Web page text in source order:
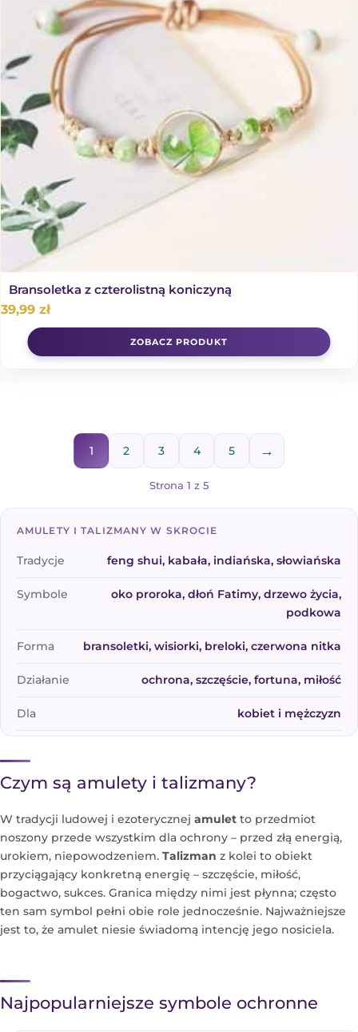
Bransoletka z czterolistną koniczyną
39,99 zł
1 2 3 4 5 →
Strona 1 z 5
AMULETY I TALIZMANY W SKROCIE
Tradycje feng shui, kabała, indiańska, słowiańska
Symbole
oko proroka, dłoń Fatimy, drzewo życia,
podkowa
Forma bransoletki, wisiorki, breloki, czerwona nitka
Działanie ochrona, szczęście, fortuna, miłość
Dla kobiet i mężczyzn
Czym są amulety i talizmany?
W tradycji ludowej i ezoterycznej amulet to przedmiot
noszony przede wszystkim dla ochrony – przed złą energią,
urokiem, niepowodzeniem. Talizman z kolei to obiekt
przyciągający konkretną energię – szczęście, miłość,
bogactwo, sukces. Granica między nimi jest płynna; często
ten sam symbol pełni obie role jednocześnie. Najważniejsze
jest to, że amulet niesie świadomą intencję jego nosiciela.
Najpopularniejsze symbole ochronne